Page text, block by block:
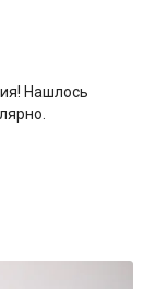
Нашлось